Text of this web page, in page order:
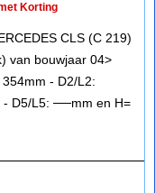
Korting
CLS (C 219)
van bouwjaar 04>
- D2/L2:
D5/L5: ──mm en H=